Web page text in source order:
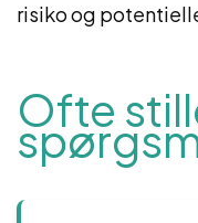
risiko og
Ofte